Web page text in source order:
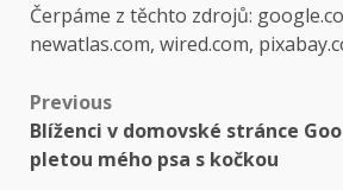
Čerpáme z těchto zdrojů:
newatlas.com, wired.com,
Post
navigation
Previous
Blíženci v domovské stránce
pletou mého psa s kočkou